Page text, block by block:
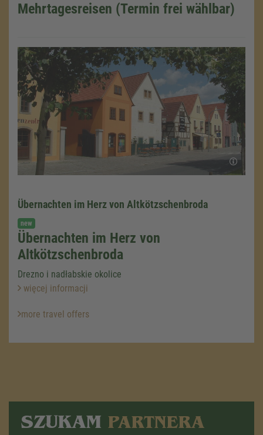
SZUKAM PARTNERA
Mehrtagesreisen (Termin frei wählbar)
Übernachten im Herz von Altkötzschenbroda
new
Übernachten im Herz von
Altkötzschenbroda
Drezno i nadłabskie okolice
więcej informacji
more travel offers